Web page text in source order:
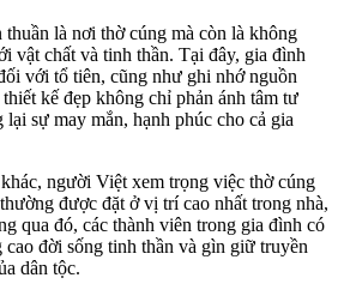
là nơi thờ cúng mà còn là không
vật chất và tinh thần. Tại đây, gia đình
với tổ tiên, cũng như ghi nhớ nguồn
kế đẹp không chỉ phản ánh tâm tư
lại sự may mắn, hạnh phúc cho cả gia
người Việt xem trọng việc thờ cúng
được đặt ở vị trí cao nhất trong nhà,
qua đó, các thành viên trong gia đình có
đời sống tinh thần và gìn giữ truyền
dân tộc.